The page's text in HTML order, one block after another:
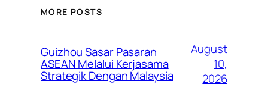
MORE POSTS
Guizhou Sasar Pasaran
ASEAN Melalui Kerjasama
Strategik Dengan Malaysia
August
10,
2026